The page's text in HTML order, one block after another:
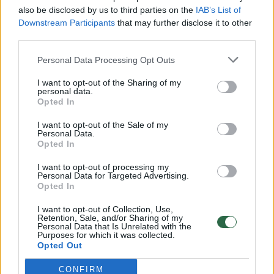
also be disclosed by us to third parties on the IAB’s List of
Downstream Participants that may further disclose it to other
Personal Data Processing Opt Outs
I want to opt-out of the Sharing of my
personal data.
Opted In
I want to opt-out of the Sale of my
Personal Data.
Opted In
I want to opt-out of processing my
Personal Data for Targeted Advertising.
Opted In
I want to opt-out of Collection, Use,
Retention, Sale, and/or Sharing of my
Personal Data that Is Unrelated with the
Purposes for which it was collected.
Opted Out
CONFIRM
Žinios | Lietuvos diena
00:00:57
Savaitės vidurys nusimato karštas: temperatūra kils iki
32 laipsnių šilumos
Žinios | Orai
00:00:59
Nufilmavo, kaip patvino Vilniaus Vakarinis aplinkkelis:
Žinios | Lietuvos diena
V. Zalužno pasisakymą laiko bandymu įsitvirtinti
Ukrainos politikoje: jis yra neteisus
Laidos